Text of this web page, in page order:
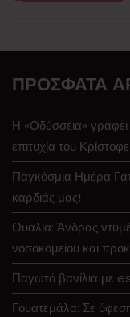
ΠΡΌΣΦΑΤΑ
Η «Οδύσσεια» γράφει
επιτυχία του
Παγκόσμια Ημέρα
καρδιάς μας!
Ουαλία: Άνδρας
νοσοκομείου και
Παγωτό βανίλια με
Γουατεμάλα: Σε